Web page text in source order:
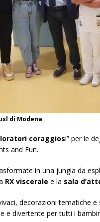
di Modena
coraggiosi” per le
and Fun.
in una jungla da
RX viscerale e la sala
decorazioni tematiche
e divertente per tutti i